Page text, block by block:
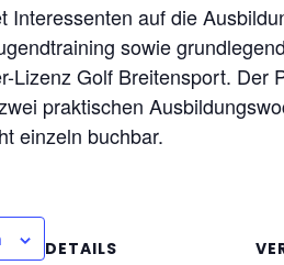
Interessenten auf die
sowie
Lizenz Golf Breitensport.
praktischen
einzeln buchbar.
DETAILS